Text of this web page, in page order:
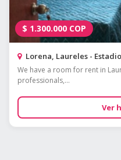
$ 1.300.000 COP
Lorena, Laureles -
We have a room for rent in
professionals,...
Ver